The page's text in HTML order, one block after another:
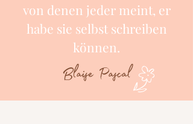
von denen jeder meint, er
habe sie selbst schreiben
können.
Blaise Pascalc